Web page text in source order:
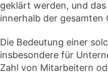
geklärt werden, und
innerhalb der
Die Bedeutung einer
insbesondere für
Zahl von Mitarbeitern